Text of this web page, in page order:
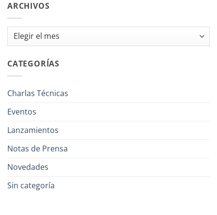
ARCHIVOS
Archivos
CATEGORÍAS
Charlas Técnicas
Eventos
Lanzamientos
Notas de Prensa
Novedades
Sin categoría